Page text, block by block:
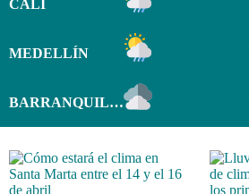
CALI
MEDELLÍN
BARRANQUILLA